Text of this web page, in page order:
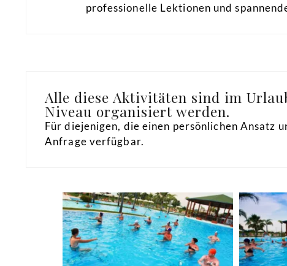
professionelle Lektionen und
Alle diese Aktivitäten sind im
Niveau organisiert werden.
Für diejenigen, die einen persönlichen Ansatz
Anfrage verfügbar.